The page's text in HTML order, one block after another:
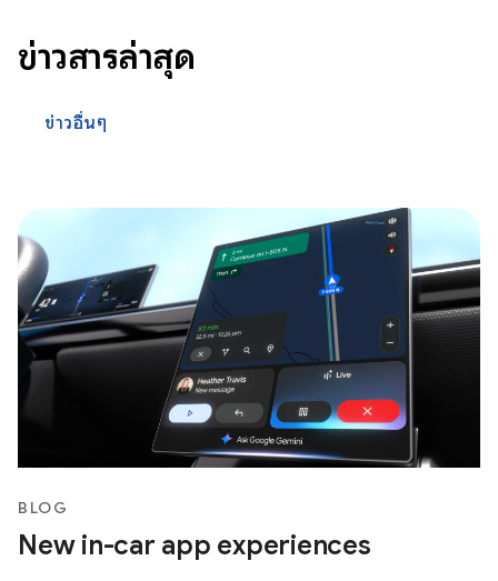
ข่าวสารล่าสุด
ข่าวอื่นๆ
BLOG
New in-car app experiences